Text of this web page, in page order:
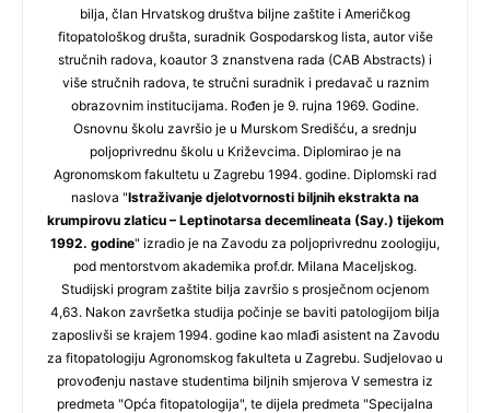
bilja, član Hrvatskog društva biljne zaštite i Američkog
fitopatološkog društa, suradnik Gospodarskog lista, autor više
stručnih radova, koautor 3 znanstvena rada (CAB Abstracts) i
više stručnih radova, te stručni suradnik i predavač u raznim
obrazovnim institucijama. Rođen je 9. rujna 1969. Godine.
Osnovnu školu završio je u Murskom Središću, a srednju
poljoprivrednu školu u Križevcima. Diplomirao je na
Agronomskom fakultetu u Zagrebu 1994. godine. Diplomski rad
naslova "Istraživanje djelotvornosti biljnih ekstrakta na
krumpirovu zlaticu – Leptinotarsa decemlineata (Say.) tijekom
1992. godine" izradio je na Zavodu za poljoprivrednu zoologiju,
pod mentorstvom akademika prof.dr. Milana Maceljskog.
Studijski program zaštite bilja završio s prosječnom ocjenom
4,63. Nakon završetka studija počinje se baviti patologijom bilja
zaposlivši se krajem 1994. godine kao mlađi asistent na Zavodu
za fitopatologiju Agronomskog fakulteta u Zagrebu. Sudjelovao u
provođenju nastave studentima biljnih smjerova V semestra iz
predmeta "Opća fitopatologija", te dijela predmeta "Specijalna